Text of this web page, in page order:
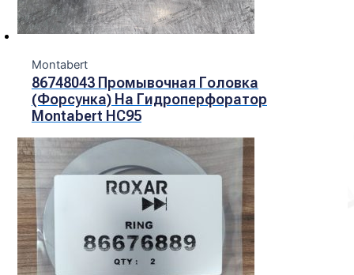
Montabert
86748043 Промывочная Головка
(форсунка) На Гидроперфоратор
Montabert HC95